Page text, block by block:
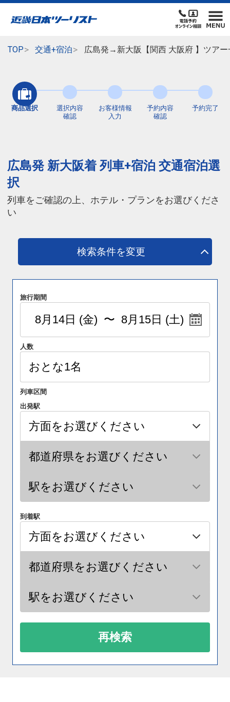
TOP 交通+宿泊 広島発→新大阪【関西 大阪府 】ツア
商品選択
選択内容
確認
お客様情報
入力
予約内容
確認
予約完了
広島発 新大阪着 列車+宿泊 交通宿泊選
択
列車をご確認の上、ホテル・プランをお選びくださ
い
検索条件を変更
旅行期間
人数
列車区間
出発駅
到着駅
再検索